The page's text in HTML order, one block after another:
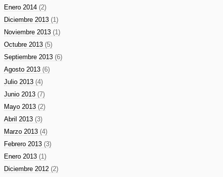
Enero 2014 (2)
Diciembre 2013 (1)
Noviembre 2013 (1)
Octubre 2013 (5)
Septiembre 2013 (6)
Agosto 2013 (6)
Julio 2013 (4)
Junio 2013 (7)
Mayo 2013 (2)
Abril 2013 (3)
Marzo 2013 (4)
Febrero 2013 (3)
Enero 2013 (1)
Diciembre 2012 (2)